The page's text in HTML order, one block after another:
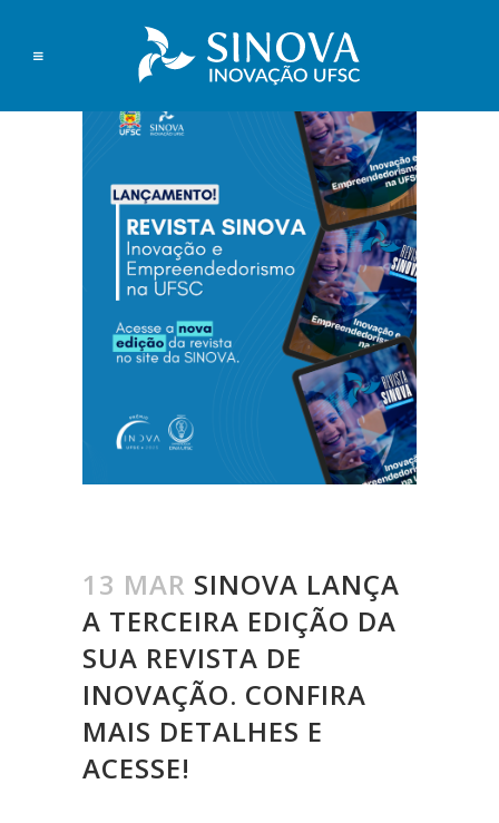
13 MAR SINOVA LANÇA
A TERCEIRA EDIÇÃO DA
SUA REVISTA DE
INOVAÇÃO. CONFIRA
MAIS DETALHES E
ACESSE!